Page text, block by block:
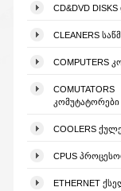
CD&DVD
CLEANERS
COMPUTERS
COMUTATORS
ᲙᲝᲛᲣᲢᲐᲢᲝᲠᲔᲑᲘ
COOLERS
CPUS
ETHERNET